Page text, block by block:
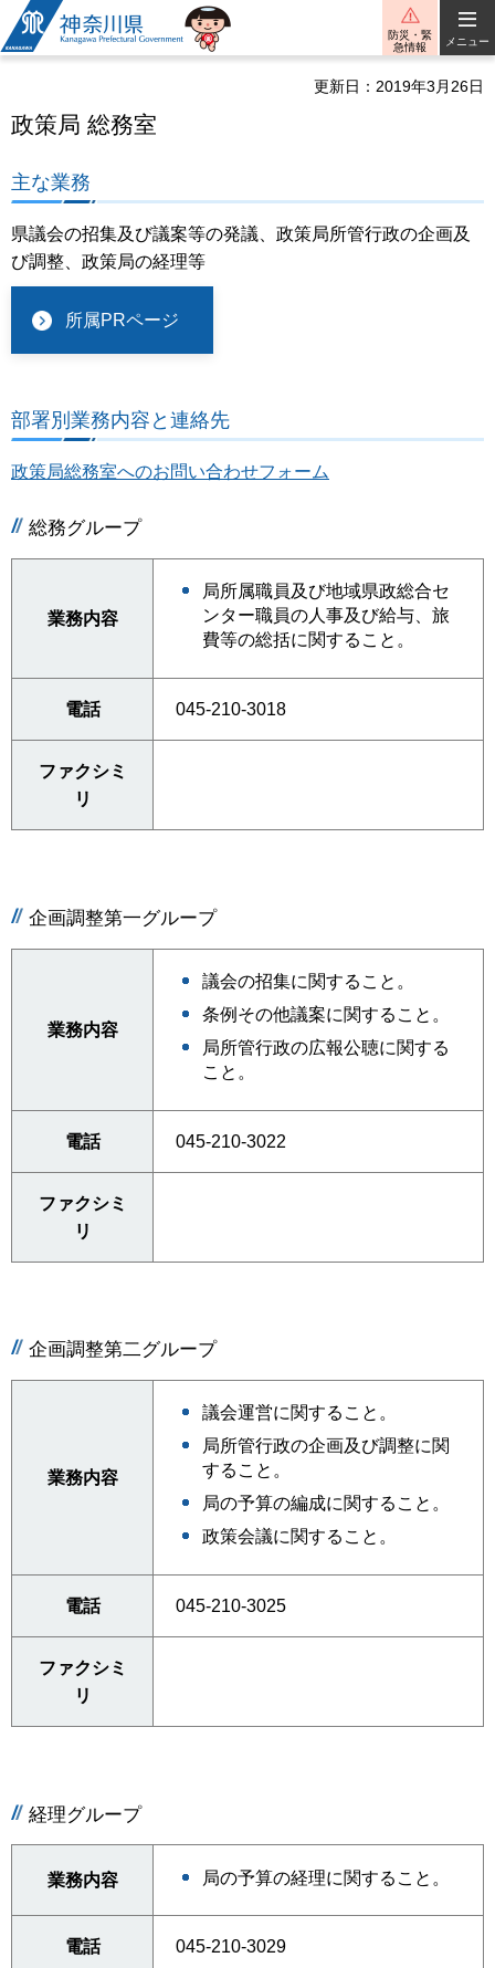
神奈川県
防災・緊
急情報
メニュー
更新日：2019年3月26日
政策局 総務室
主な業務
県議会の招集及び議案等の発議、政策局所管行政の企画及
び調整、政策局の経理等
所属PRページ
部署別業務内容と連絡先
政策局総務室へのお問い合わせフォーム
総務グループ
業務内容
局所属職員及び地域県政総合セ
ンター職員の人事及び給与、旅
費等の総括に関すること。
電話 045-210-3018
ファクシミ
リ
企画調整第一グループ
業務内容
議会の招集に関すること。
条例その他議案に関すること。
局所管行政の広報公聴に関する
こと。
電話 045-210-3022
ファクシミ
リ
企画調整第二グループ
業務内容
議会運営に関すること。
局所管行政の企画及び調整に関
すること。
局の予算の編成に関すること。
政策会議に関すること。
電話 045-210-3025
ファクシミ
リ
経理グループ
業務内容 局の予算の経理に関すること。
電話 045-210-3029